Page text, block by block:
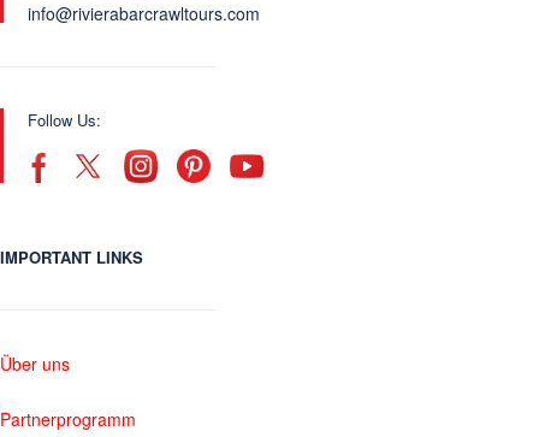
info@rivierabarcrawltours.com
Follow Us:
IMPORTANT LINKS
Über uns
Partnerprogramm